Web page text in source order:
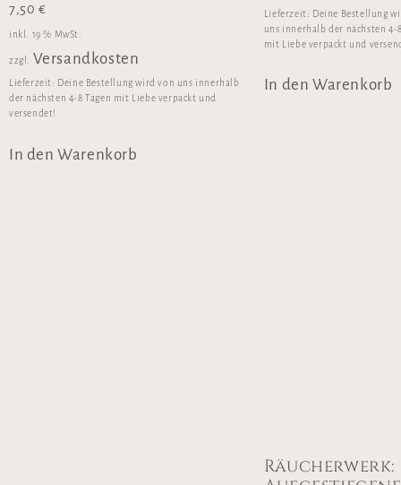
7,50 €
inkl. 19 % MwSt.
zzgl. Versandkosten
Lieferzeit: Deine Bestellung wird von uns innerhalb
der nächsten 4-8 Tagen mit Liebe verpackt und
versendet!
In den Warenkorb
Lieferzeit: Deine Bestellung
uns innerhalb der nächsten 4-
mit Liebe verpackt und
In den Warenkorb
Räucherwerk: